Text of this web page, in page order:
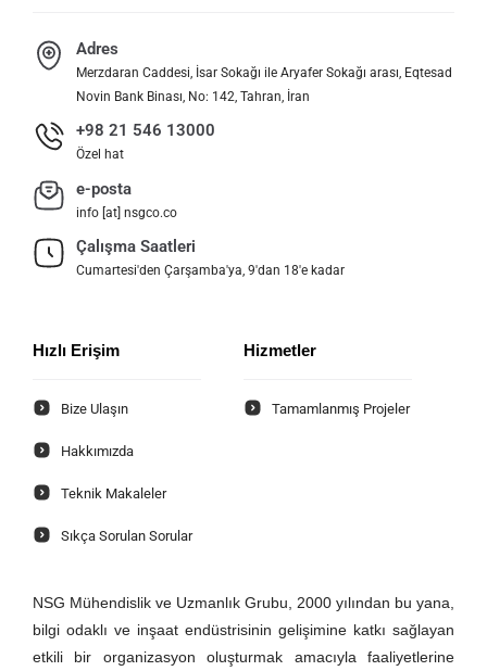
Adres
Merzdaran Caddesi, İsar Sokağı ile Aryafer Sokağı arası, Eqtesad
Novin Bank Binası, No: 142, Tahran, İran
+98 21 546 13000
Özel hat
e-posta
info [at] nsgco.co
Çalışma Saatleri
Cumartesi'den Çarşamba'ya, 9'dan 18'e kadar
Hızlı Erişim
Bize Ulaşın
Hakkımızda
Teknik Makaleler
Sıkça Sorulan Sorular
Hizmetler
Tamamlanmış Projeler
NSG Mühendislik ve Uzmanlık Grubu, 2000 yılından bu yana,
bilgi odaklı ve inşaat endüstrisinin gelişimine katkı sağlayan
etkili bir organizasyon oluşturmak amacıyla faaliyetlerine